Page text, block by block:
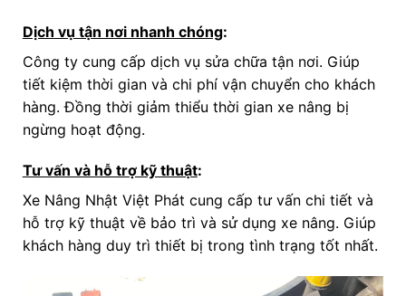
Dịch vụ tận nơi nhanh chóng:
Công ty cung cấp dịch vụ sửa chữa tận nơi. Giúp
tiết kiệm thời gian và chi phí vận chuyển cho khách
hàng. Đồng thời giảm thiểu thời gian xe nâng bị
ngừng hoạt động.
Tư vấn và hỗ trợ kỹ thuật:
Xe Nâng Nhật Việt Phát cung cấp tư vấn chi tiết và
hỗ trợ kỹ thuật về bảo trì và sử dụng xe nâng. Giúp
khách hàng duy trì thiết bị trong tình trạng tốt nhất.